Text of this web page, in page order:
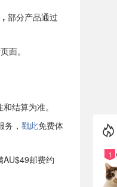
， 部分产品通过
面。
结算为准。
， 戳此免费体
AU$49邮费约